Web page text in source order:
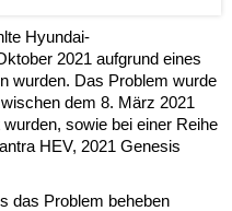
Hyundai-
2021 aufgrund eines
wurden. Das Problem wurde
dem 8. März 2021
sowie bei einer Reihe
HEV, 2021 Genesis
das Problem beheben